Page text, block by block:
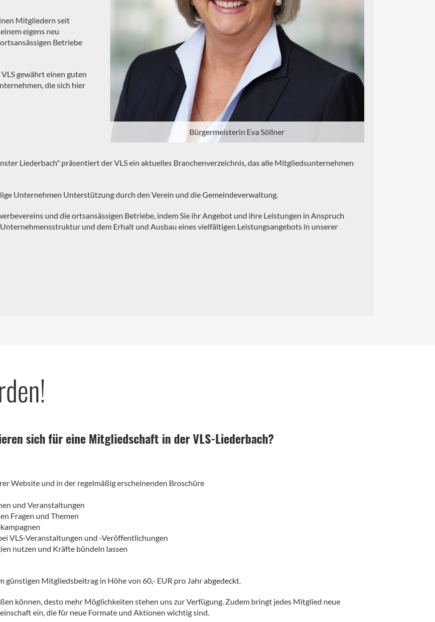
Mitgliedern seit
eigens neu
Betriebe
gewährt einen guten
die sich hier
Bürgermeisterin Eva Söllner
Liederbach" präsentiert der VLS ein aktuelles Branchenverzeichnis, das alle Mitgliedsunternehmen
Unternehmen Unterstützung durch den Verein und die Gemeindeverwaltung.
und die ortsansässigen Betriebe, indem Sie ihr Angebot und ihre Leistungen in Anspruch
und dem Erhalt und Ausbau eines vielfältigen Leistungsangebots in unserer
sich für eine Mitgliedschaft in der VLS-Liederbach?
Website und in der regelmäßig erscheinenden Broschüre
und Veranstaltungen
Fragen und Themen
VLS-Veranstaltungen und -Veröffentlichungen
nutzen und Kräfte bündeln lassen
günstigen Mitgliedsbeitrag in Höhe von 60,- EUR pro Jahr abgedeckt.
können, desto mehr Möglichkeiten stehen uns zur Verfügung. Zudem bringt jedes Mitglied neue
ein, die für neue Formate und Aktionen wichtig sind.